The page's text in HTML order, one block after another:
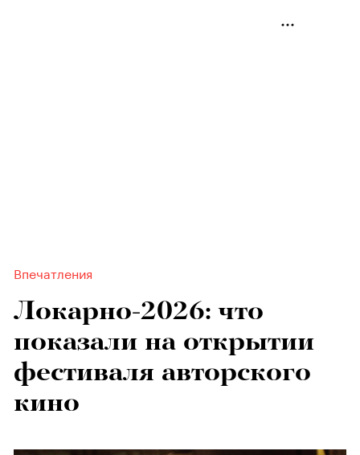
Впечатления
Локарно-2026: что
показали на открытии
фестиваля авторского
кино